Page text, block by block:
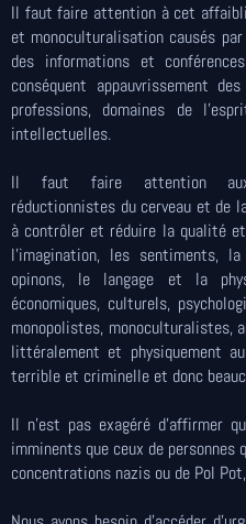
Il faut faire attention à cet
et monoculturalisation causés
des informations et
conséquent appauvrissement
professions, domaines de
intellectuelles.
Il faut faire attention aux
réductionnistes du cerveau et de
à contrôler et réduire la qualité
l'imagination, les sentiments,
opinons, le langage et la
économiques, culturels,
monopolistes, monoculturalistes,
littéralement et physiquement
terrible et criminelle et donc
Il n'est pas exagéré d'affirmer
imminents que ceux de personnes
concentrations nazis ou de Pol